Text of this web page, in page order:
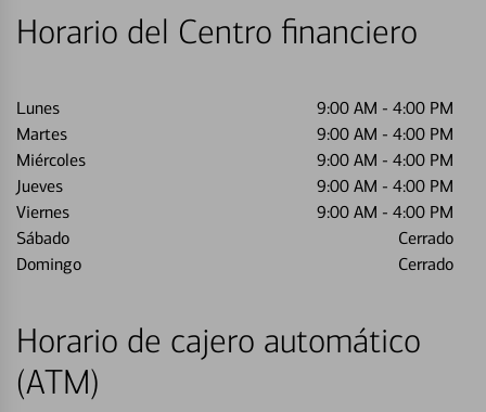
Horario del Centro financiero
Lunes 9:00 AM - 4:00 PM
Martes
9:00 AM - 4:00 PM
Miércoles
9:00 AM - 4:00 PM
Jueves
9:00 AM - 4:00 PM
Viernes
9:00 AM - 4:00 PM
Sábado
Cerrado
Domingo
Cerrado
Horario de cajero automático
(ATM)